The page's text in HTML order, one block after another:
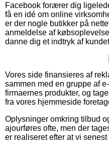
Facebook forærer dig
få en idé om online
er der nogle butikker på
anmeldelse af
danne dig et indtryk af
Vores side finansieres af
sammen med en gruppe af
firmaernes produkter, og
fra vores hjemmeside
Oplysninger omkring tilbud
ajourføres ofte, men der
er realiseret efter at vi